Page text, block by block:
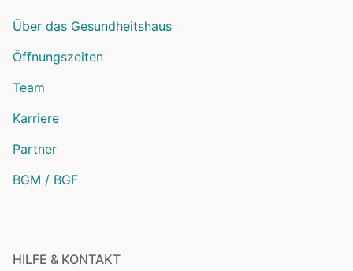
Über das Gesundheitshaus
Öffnungszeiten
Team
Karriere
Partner
BGM / BGF
HILFE & KONTAKT